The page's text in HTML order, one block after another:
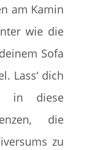
am Kamin
wie die
Sofa
Lass‘ dich
in diese
die
zu